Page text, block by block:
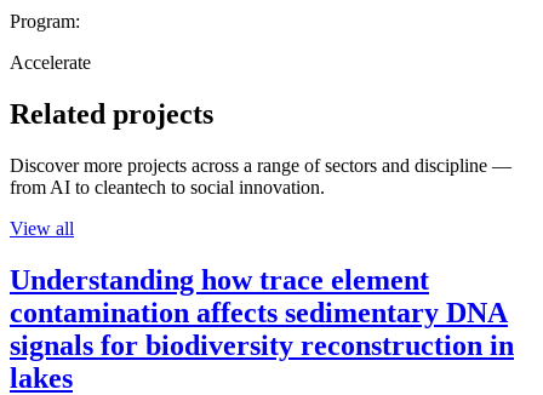
Program:
Accelerate
Related projects
Discover more projects across a range of sectors and discipline —
from AI to cleantech to social innovation.
View all
Understanding how trace element
contamination affects sedimentary DNA
signals for biodiversity reconstruction in
lakes